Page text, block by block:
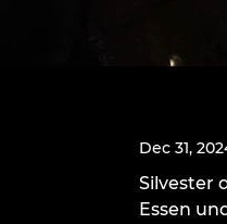
Dec 31,
Silvester
Essen